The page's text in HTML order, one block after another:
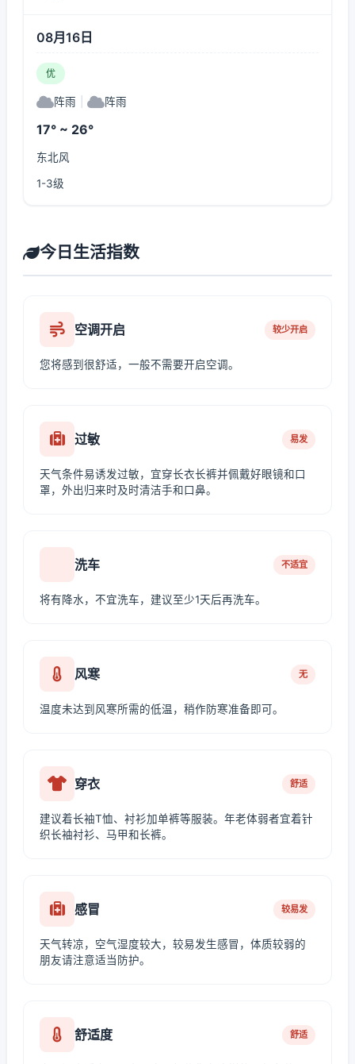
08月16日
优
阵雨 阵雨
17° ~ 26°
东北风
1-3级
今日生活指数
空调开启 较少开启
您将感到很舒适，一般不需要开启空调。
过敏 易发
天气条件易诱发过敏，宜穿长衣长裤并佩戴好眼镜和口
罩，外出归来时及时清洁手和口鼻。
洗车 不适宜
将有降水，不宜洗车，建议至少1天后再洗车。
风寒 无
温度未达到风寒所需的低温，稍作防寒准备即可。
穿衣 舒适
建议着长袖T恤、衬衫加单裤等服装。年老体弱者宜着针
织长袖衬衫、马甲和长裤。
感冒 较易发
天气转凉，空气湿度较大，较易发生感冒，体质较弱的
朋友请注意适当防护。
舒适度 舒适